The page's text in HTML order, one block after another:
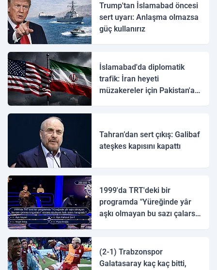
Trump'tan İslamabad öncesi
sert uyarı: Anlaşma olmazsa
güç kullanırız
İslamabad'da diplomatik
trafik: İran heyeti
müzakereler için Pakistan'a
Tahran’dan sert çıkış: Galibaf
ateşkes kapısını kapattı
1999'da TRT'deki bir
programda "Yüreğinde yâr
aşkı olmayan bu sazı çalarsa
(2-1) Trabzonspor
Galatasaray kaç kaç bitti,